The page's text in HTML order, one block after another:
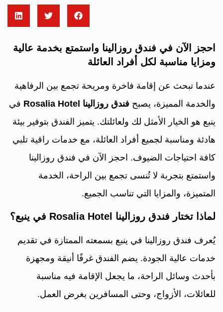
احجز الآن في فندق روزالينا واستمتع بخدمة عالية
ومزايا مناسبة لكل أفراد العائلة
عندما تبحث عن إقامة فاخرة ومريحة تجمع بين الرفاهية
والخدمة المميزة، يصبح فندق روزالينا Rosalia Hotel
في
ينبع هو الخيار الأمثل لك ولعائلتك. يتميز الفندق بتوفير بيئة
هادئة ومناسبة لجميع أفراد العائلة، مع خدمات راقية تلبي
كافة احتياجات الضيوف. احجز الآن في فندق روزالينا
واستمتع بتجربة لا تُنسى تجمع بين الراحة، الخدمة
المتميزة، والمزايا التي تناسب الجميع.
لماذا تختار فندق روزالينا Rosalia Hotel في ينبع؟
يُعرف فندق روزالينا في ينبع بسمعته الممتازة في تقديم
خدمات عالية الجودة. يضم الفندق غرفًا أنيقة ومجهزة
بأحدث وسائل الراحة، ما يجعل الإقامة فيه مناسبة
للعائلات، الأزواج، وحتى المسافرين بغرض العمل.